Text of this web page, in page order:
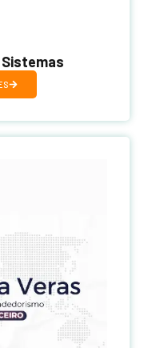
Sistemas